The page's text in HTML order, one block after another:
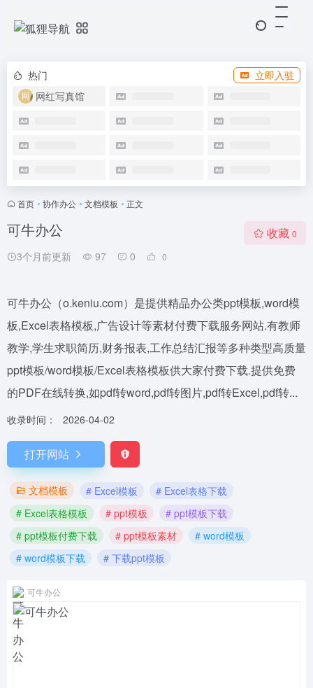
热门
立即入驻
网红写真馆
首页 • 协作办公 • 文档模板 • 正文
可牛办公
3个月前更新 97 0 0
收藏 0
可牛办公（o.keniu.com）是提供精品办公类ppt模板,word模
板,Excel表格模板,广告设计等素材付费下载服务网站.有教师
教学,学生求职简历,财务报表,工作总结汇报等多种类型高质量
ppt模板/word模板/Excel表格模板供大家付费下载.提供免费
的PDF在线转换,如pdf转word,pdf转图片,pdf转Excel,pdf转...
收录时间： 2026-04-02
打开网站
文档模板 # Excel模板
# Excel表格下载
# Excel表格模板
# ppt模板
# ppt模板下载
# ppt模板付费下载
# ppt模板素材
# word模板
# word模板下载
# 下载ppt模板
可牛办公